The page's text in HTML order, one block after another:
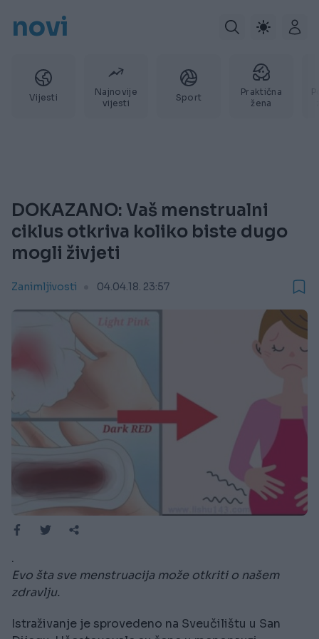
novi
Vijesti
Najnovije
vijesti
Sport
Praktična
žena
DOKAZANO: Vaš menstrualni
ciklus otkriva koliko biste dugo
mogli živjeti
Zanimljivosti 04.04.18. 23:57
.
Evo šta sve menstruacija može otkriti o našem
zdravlju.
Istraživanje je sprovedeno na Sveučilištu u San